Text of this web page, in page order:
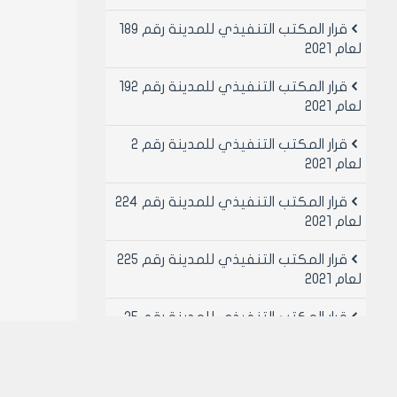
قرار المكتب التنفيذي للمدينة رقم 189
لعام 2021
قرار المكتب التنفيذي للمدينة رقم 192
لعام 2021
قرار المكتب التنفيذي للمدينة رقم 2
لعام 2021
قرار المكتب التنفيذي للمدينة رقم 224
لعام 2021
قرار المكتب التنفيذي للمدينة رقم 225
لعام 2021
قرار المكتب التنفيذي للمدينة رقم 25